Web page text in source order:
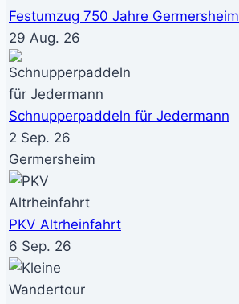
Festumzug 750 Jahre Germersheim
29 Aug. 26
Schnupperpaddeln für Jedermann
2 Sep. 26
Germersheim
PKV Altrheinfahrt
6 Sep. 26